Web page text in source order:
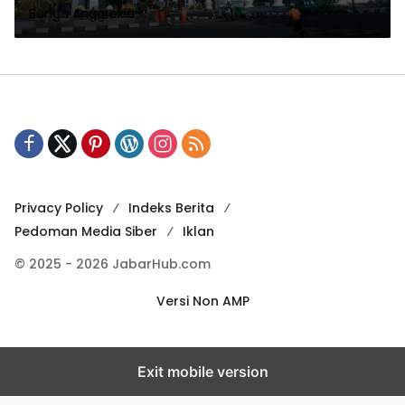
Bunga Anggrekia
Privacy Policy
Indeks Berita
Pedoman Media Siber
Iklan
© 2025 - 2026 JabarHub.com
Versi Non AMP
Exit mobile version